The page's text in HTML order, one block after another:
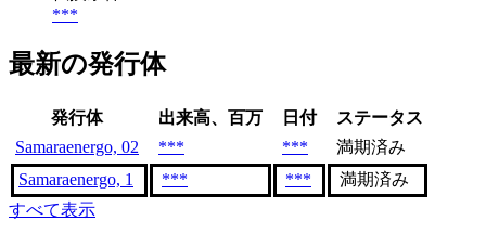
***
最新の発行体
発行体 出来高、百万 日付
ステータス
Samaraenergo, 02
*** ***
満期済み
Samaraenergo, 1
*** ***
満期済み
すべて表示